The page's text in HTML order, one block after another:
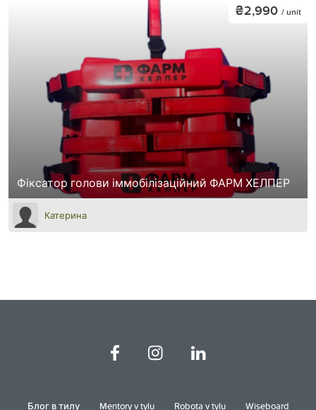
Фіксатор голови іммобілізаційний ФАРМ ХЕЛПЕР
₴2,990 / unit
Катерина
Блог в тилу Mentory v tylu Robota v tylu Wiseboard